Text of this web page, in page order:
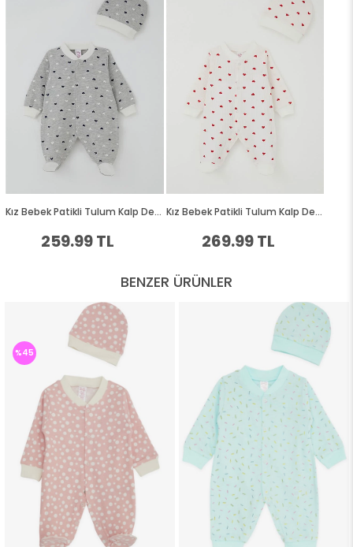
BENZER ÜRÜNLER
%45